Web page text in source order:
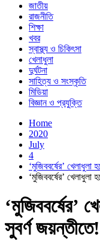
জাতীয়
রাজনীতি
শিক্ষা
খবর
স্বাস্থ্য ও চিকিৎসা
খেলাধুলা
দুর্ঘটনা
সাহিত্য ও সংস্কৃতি
মিডিয়া
বিজ্ঞান ও প্রযুক্তি
Home
2020
July
4
‘মুজিববর্ষের’ খেলাধুলা
‘মুজিববর্ষের’ খেলাধুলা
‘মুজিববর্ষের’
সুবর্ণ জয়ন্তীতে!